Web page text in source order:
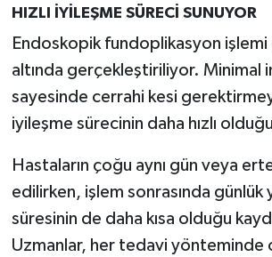
HIZLI İYİLEŞME SÜRECİ SUNUYOR
Endoskopik fundoplikasyon
altında gerçekleştiriliyor. Minimal
sayesinde cerrahi kesi
iyileşme sürecinin daha hızlı
Hastaların çoğu aynı gün veya
edilirken, işlem sonrasında günlük
süresinin de daha kısa olduğu
Uzmanlar, her tedavi yönteminde